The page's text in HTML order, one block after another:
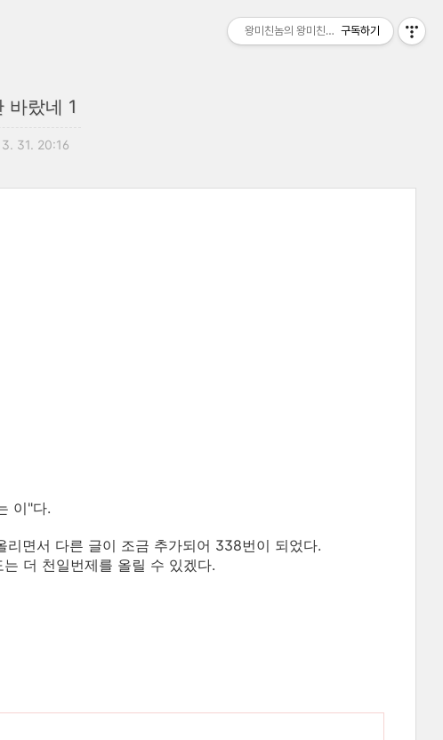
바랐네 1
3. 31. 20:16
이"다.
면서 다른 글이 조금 추가되어 338번이 되었다.
더 천일번제를 올릴 수 있겠다.
왕미친놈의 왕미친세상구독하기